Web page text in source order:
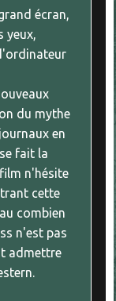
écran,
yeux,
du mythe
en
fait la
n'hésite
cette
combien
n'est pas
admettre